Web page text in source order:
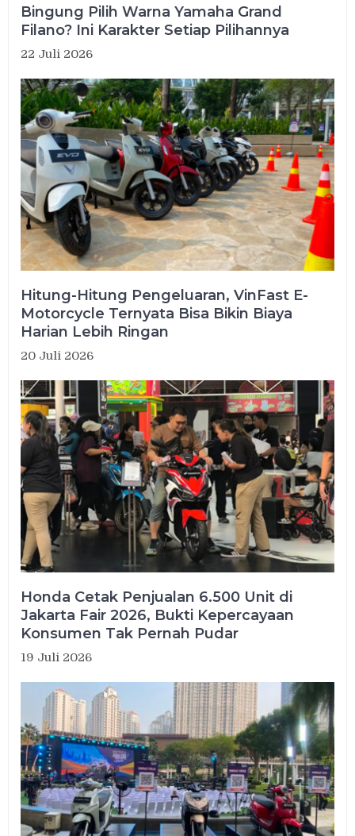
Bingung Pilih Warna Yamaha Grand
Filano? Ini Karakter Setiap Pilihannya
22 Juli 2026
Hitung-Hitung Pengeluaran, VinFast E-
Motorcycle Ternyata Bisa Bikin Biaya
Harian Lebih Ringan
20 Juli 2026
Honda Cetak Penjualan 6.500 Unit di
Jakarta Fair 2026, Bukti Kepercayaan
Konsumen Tak Pernah Pudar
19 Juli 2026